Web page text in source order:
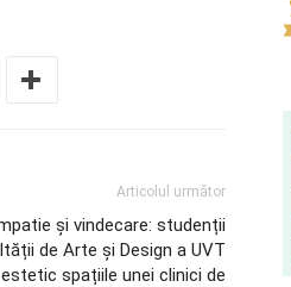
Articolul următor
și vindecare: studenții
de Arte și Design a UVT
spațiile unei clinici de